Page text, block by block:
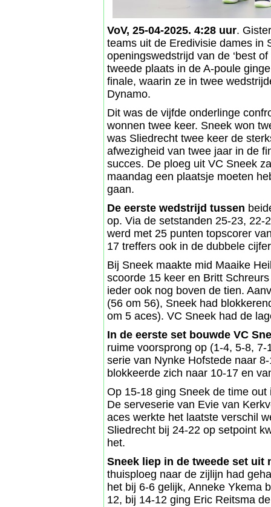
VoV, 25-04-2025. 4:28 uur.
teams uit de Eredivisie dames in
openingswedstrijd van de ‘best
tweede plaats in de A-poule
finale, waarin ze in twee
Dynamo.
Dit was de vijfde onderlinge
wonnen twee keer. Sneek won
was Sliedrecht twee keer de
afwezigheid van twee jaar in de
succes. De ploeg uit VC Sneek
maandag een plaatsje moeten
gaan.
De eerste wedstrijd tussen
op. Via de setstanden 25-23, 22-
werd met 25 punten topscorer
17 treffers ook in de dubbele
Bij Sneek maakte mid Maaike
scoorde 15 keer en Britt
ieder ook nog boven de tien.
(56 om 56), Sneek had
om 5 aces). VC Sneek had de
In de eerste set bouwde VC
ruime voorsprong op (1-4, 5-8,
serie van Nynke Hofstede naar
blokkeerde zich naar 10-17 en
Op 15-18 ging Sneek de time
De serveserie van Evie van
aces werkte het laatste verschil
Sliedrecht bij 24-22 op setpoint
het.
Sneek liep in de tweede set uit
thuisploeg naar de zijlijn had
het bij 6-6 gelijk, Anneke Ykema
12, bij 14-12 ging Eric Reitsma